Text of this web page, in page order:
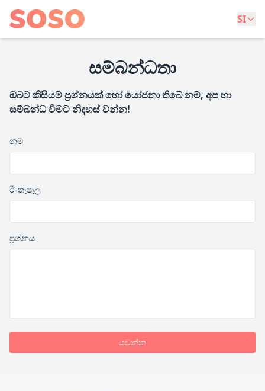
SI
සම්බන්ධතා
ඔබට කිසියම් ප්‍රශ්නයක් හෝ යෝජනා තිබේ නම්, අප හා
සම්බන්ධ වීමට නිදහස් වන්න!
නම
ඊ-තැපෑල
ප්‍රශ්නය
යවන්න